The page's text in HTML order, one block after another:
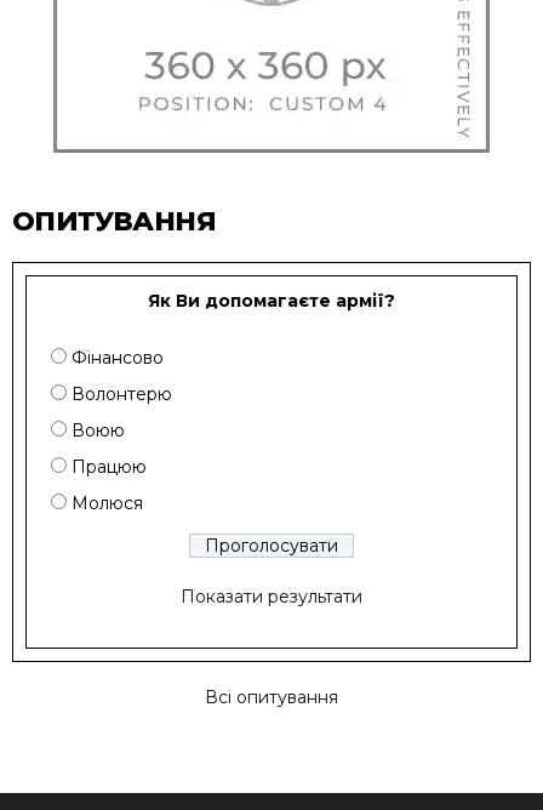
ОПИТУВАННЯ
Як Ви допомагаєте армії?
Фінансово
Волонтерю
Воюю
Працюю
Молюся
Показати результати
Всі опитування